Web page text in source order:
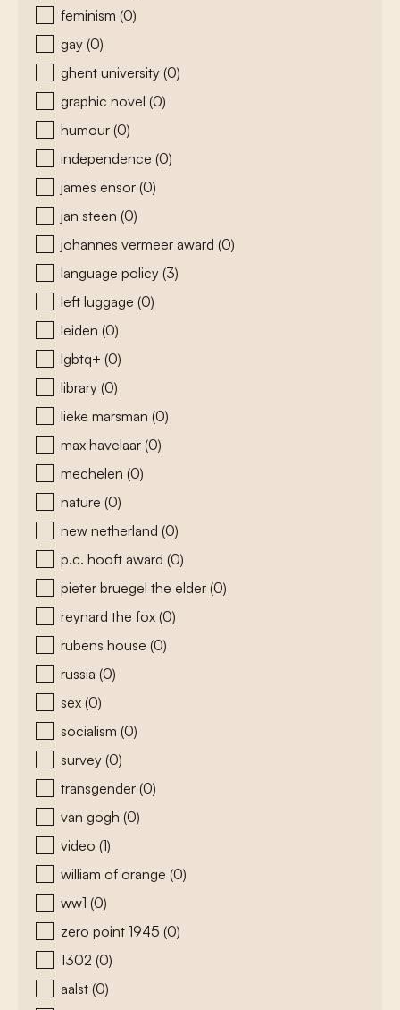
feminism (0)
gay (0)
ghent university (0)
graphic novel (0)
humour (0)
independence (0)
james ensor (0)
jan steen (0)
johannes vermeer award (0)
language policy (3)
left luggage (0)
leiden (0)
lgbtq+ (0)
library (0)
lieke marsman (0)
max havelaar (0)
mechelen (0)
nature (0)
new netherland (0)
p.c. hooft award (0)
pieter bruegel the elder (0)
reynard the fox (0)
rubens house (0)
russia (0)
sex (0)
socialism (0)
survey (0)
transgender (0)
van gogh (0)
video (1)
william of orange (0)
ww1 (0)
zero point 1945 (0)
1302 (0)
aalst (0)